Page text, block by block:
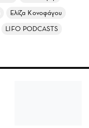
Ελίζα Κονοφάγου
LIFO PODCASTS